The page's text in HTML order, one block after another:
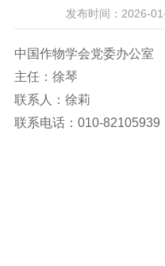
发布时间：2026-
中国作物学会党委办公室
主任：徐琴
联系人：徐莉
联系电话：010-82105939